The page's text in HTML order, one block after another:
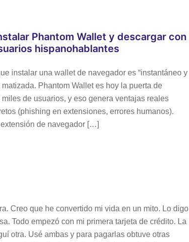
Phantom Wallet y descargar con
hispanohablantes
instalar una wallet de navegador es “instantáneo y
Phantom Wallet es hoy la puerta de
de usuarios, y eso genera ventajas reales
(phishing en extensiones, errores humanos).
de navegador […]
Creo que he convertido mi vida en un mito. Lo digo
Todo empezó con mi primera tarjeta de crédito. La
otra. Usé ambas y para pagarlas obtuve otras